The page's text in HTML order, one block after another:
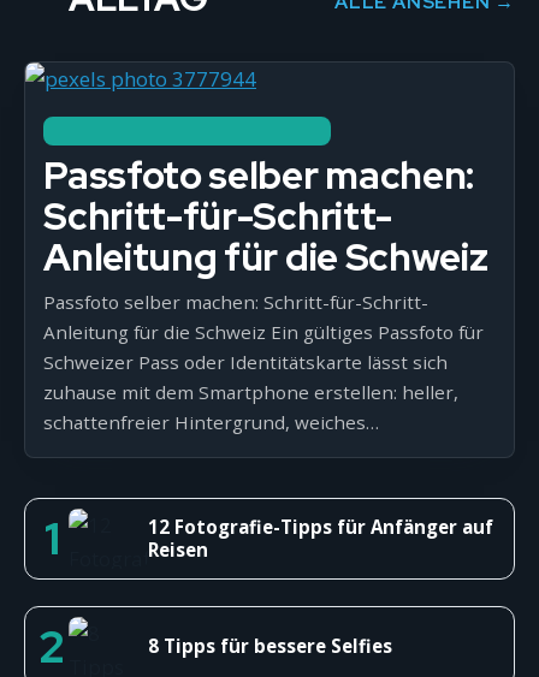
Passfoto selber machen:
Schritt-für-Schritt-
Anleitung für die Schweiz
Passfoto selber machen: Schritt-für-Schritt-
Anleitung für die Schweiz Ein gültiges Passfoto für
Schweizer Pass oder Identitätskarte lässt sich
zuhause mit dem Smartphone erstellen: heller,
schattenfreier Hintergrund, weiches…
1
12 Fotografie-Tipps für Anfänger auf
Reisen
2 8 Tipps für bessere Selfies